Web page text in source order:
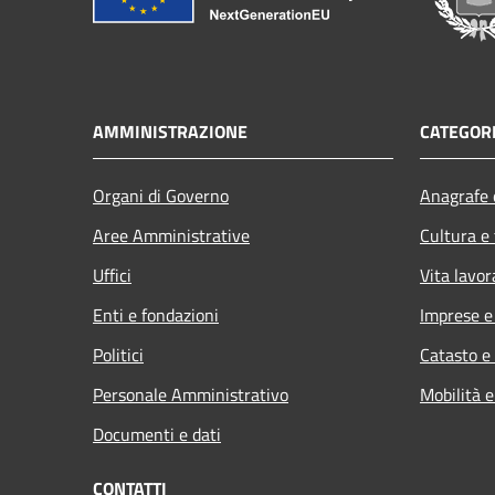
AMMINISTRAZIONE
Organi di Governo
Aree Amministrative
Uffici
Enti e fondazioni
Politici
Personale Amministrativo
Documenti e dati
Cultura
Vita
Imprese
Catasto
Mobilità
CONTATTI